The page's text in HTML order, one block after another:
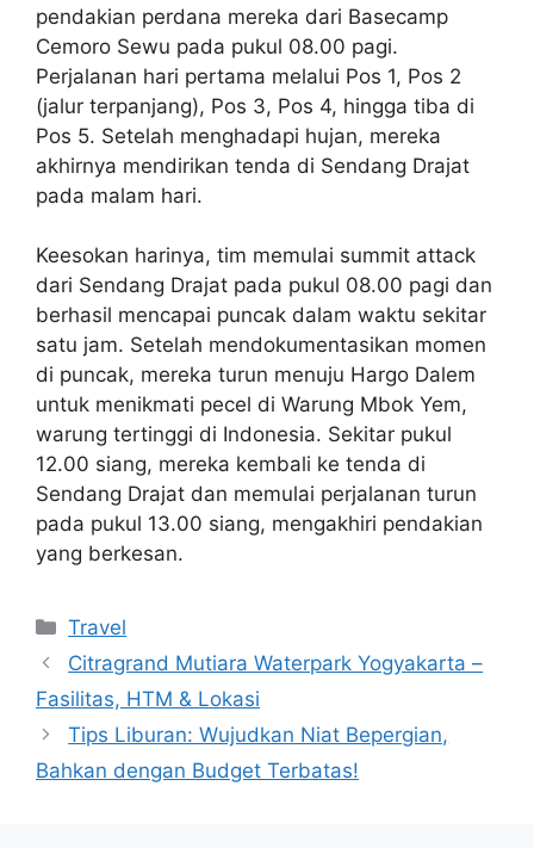
pendakian perdana mereka dari Basecamp
Cemoro Sewu pada pukul 08.00 pagi.
Perjalanan hari pertama melalui Pos 1, Pos 2
(jalur terpanjang), Pos 3, Pos 4, hingga tiba di
Pos 5. Setelah menghadapi hujan, mereka
akhirnya mendirikan tenda di Sendang Drajat
pada malam hari.
Keesokan harinya, tim memulai summit attack
dari Sendang Drajat pada pukul 08.00 pagi dan
berhasil mencapai puncak dalam waktu sekitar
satu jam. Setelah mendokumentasikan momen
di puncak, mereka turun menuju Hargo Dalem
untuk menikmati pecel di Warung Mbok Yem,
warung tertinggi di Indonesia. Sekitar pukul
12.00 siang, mereka kembali ke tenda di
Sendang Drajat dan memulai perjalanan turun
pada pukul 13.00 siang, mengakhiri pendakian
yang berkesan.
Categories
Travel
Citragrand Mutiara Waterpark Yogyakarta –
Fasilitas, HTM & Lokasi
Tips Liburan: Wujudkan Niat Bepergian,
Bahkan dengan Budget Terbatas!